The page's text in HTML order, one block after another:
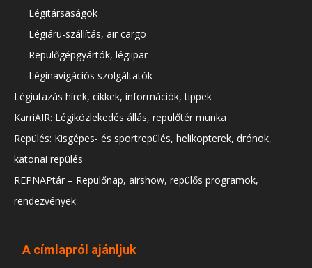
Légitársaságok
Légiáru-szállítás, air cargo
Repülőgépgyártók, légiipar
Léginavigációs szolgáltatók
Légiutazás hírek, cikkek, információk, tippek
KarriAIR: Légiközlekedés állás, repülőtér munka
Repülés: Kisgépes- és sportrepülés, helikopterek, drónok,
katonai repülés
REPNAPtár – Repülőnap, airshow, repülős programok,
rendezvények
A címlapról ajánljuk